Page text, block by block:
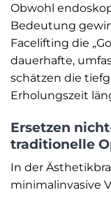
Obwohl
Bedeutung
Facelifting die
dauerhafte,
schätzen die
Erholungszeit
Ersetzen
traditionelle
In der
minimalinvasive